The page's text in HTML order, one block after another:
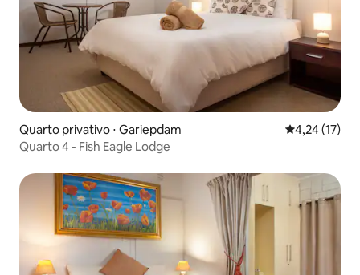
Quarto privativo ⋅ Gariepdam 4,24 de uma
4,24 (17)
Quarto 4 - Fish Eagle Lodge